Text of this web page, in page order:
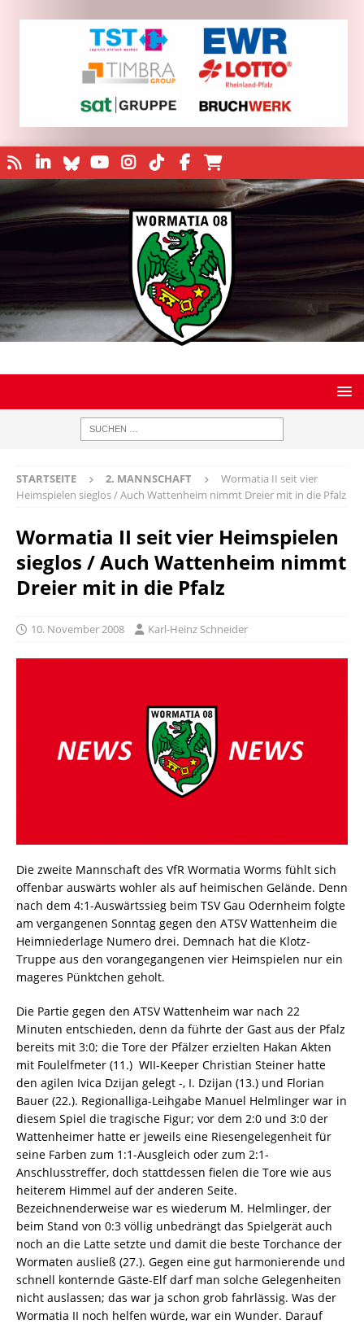
STARTSEITE 2. MANNSCHAFT
Wormatia II seit vier
Heimspielen sieglos / Auch Wattenheim nimmt Dreier mit in die Pfalz
Wormatia II seit vier Heimspielen
sieglos / Auch Wattenheim nimmt
Dreier mit in die Pfalz
10. November 2008 Karl-Heinz Schneider
Die zweite Mannschaft des VfR Wormatia Worms fühlt sich
offenbar auswärts wohler als auf heimischen Gelände. Denn
nach dem 4:1-Auswärtssieg beim TSV Gau Odernheim folgte
am vergangenen Sonntag gegen den ATSV Wattenheim die
Heimniederlage Numero drei. Demnach hat die Klotz-
Truppe aus den vorangegangenen vier Heimspielen nur ein
mageres Pünktchen geholt.
Die Partie gegen den ATSV Wattenheim war nach 22
Minuten entschieden, denn da führte der Gast aus der Pfalz
bereits mit 3:0; die Tore der Pfälzer erzielten Hakan Akten
mit Foulelfmeter (11.)  WII-Keeper Christian Steiner hatte
den agilen Ivica Dzijan gelegt -, I. Dzijan (13.) und Florian
Bauer (22.). Regionalliga-Leihgabe Manuel Helmlinger war in
diesem Spiel die tragische Figur; vor dem 2:0 und 3:0 der
Wattenheimer hatte er jeweils eine Riesengelegenheit für
seine Farben zum 1:1-Ausgleich oder zum 2:1-
Anschlusstreffer, doch stattdessen fielen die Tore wie aus
heiterem Himmel auf der anderen Seite.
Bezeichnenderweise war es wiederum M. Helmlinger, der
beim Stand von 0:3 völlig unbedrängt das Spielgerät auch
noch an die Latte setzte und damit die beste Torchance der
Wormaten ausließ (27.). Gegen eine gut harmonierende und
schnell konternde Gäste-Elf darf man solche Gelegenheiten
nicht auslassen; das war ja schon grob fahrlässig. Was der
Wormatia II noch helfen würde, war ein Wunder. Darauf